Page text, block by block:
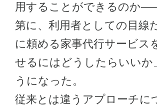
用することができるのか
第に、利用者としての目線
に頼める家事代行サービス
せるにはどうしたらいい
うになった。
従来とは違うアプローチに